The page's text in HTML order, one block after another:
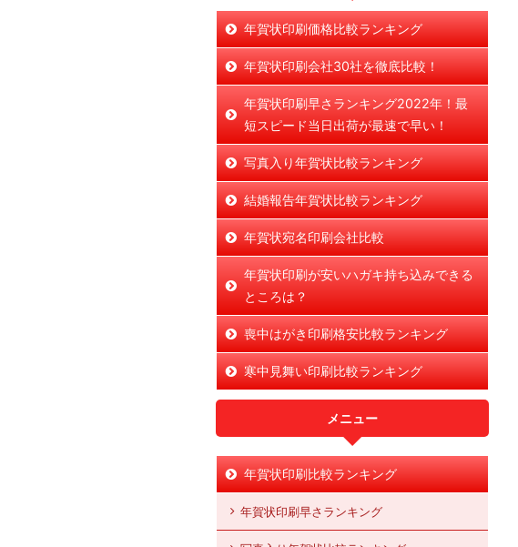
年賀状印刷価格比較ランキング
年賀状印刷会社30社を徹底比較！
年賀状印刷早さランキング2022年！最
短スピード当日出荷が最速で早い！
写真入り年賀状比較ランキング
結婚報告年賀状比較ランキング
年賀状宛名印刷会社比較
年賀状印刷が安いハガキ持ち込みできる
ところは？
喪中はがき印刷格安比較ランキング
寒中見舞い印刷比較ランキング
メニュー
年賀状印刷比較ランキング
年賀状印刷早さランキング